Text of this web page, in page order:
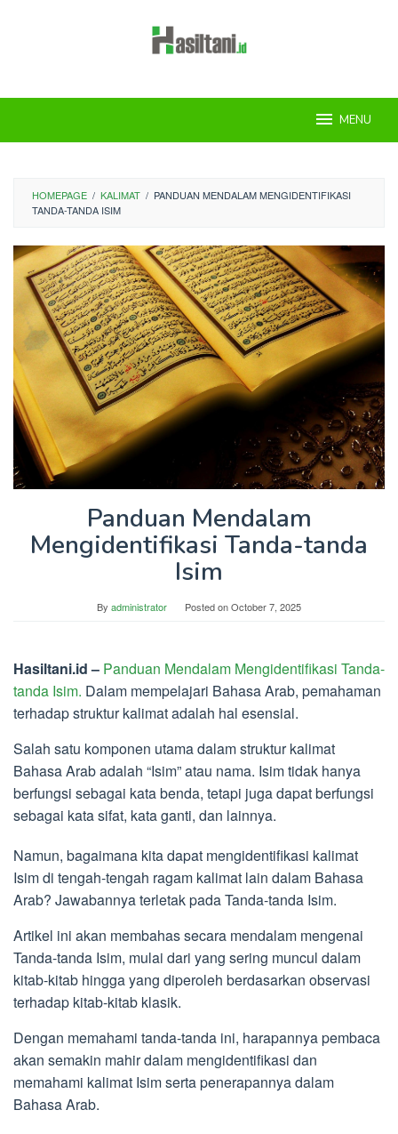
MENU
HOMEPAGE / KALIMAT / PANDUAN MENDALAM MENGIDENTIFIKASI
TANDA-TANDA ISIM
Panduan Mendalam
Mengidentifikasi Tanda-tanda
Isim
By administrator Posted onOctober 7, 2025
Hasiltani.id – Panduan Mendalam Mengidentifikasi Tanda-
tanda Isim. Dalam mempelajari Bahasa Arab, pemahaman
terhadap struktur kalimat adalah hal esensial.
Salah satu komponen utama dalam struktur kalimat
Bahasa Arab adalah “Isim” atau nama. Isim tidak hanya
berfungsi sebagai kata benda, tetapi juga dapat berfungsi
sebagai kata sifat, kata ganti, dan lainnya.
Namun, bagaimana kita dapat mengidentifikasi kalimat
Isim di tengah-tengah ragam kalimat lain dalam Bahasa
Arab? Jawabannya terletak pada Tanda-tanda Isim.
Artikel ini akan membahas secara mendalam mengenai
Tanda-tanda Isim, mulai dari yang sering muncul dalam
kitab-kitab hingga yang diperoleh berdasarkan observasi
terhadap kitab-kitab klasik.
Dengan memahami tanda-tanda ini, harapannya pembaca
akan semakin mahir dalam mengidentifikasi dan
memahami kalimat Isim serta penerapannya dalam
Bahasa Arab.